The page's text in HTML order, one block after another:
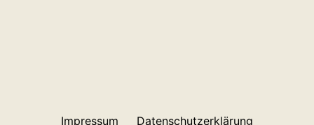
Impressum Datenschutzerklärung